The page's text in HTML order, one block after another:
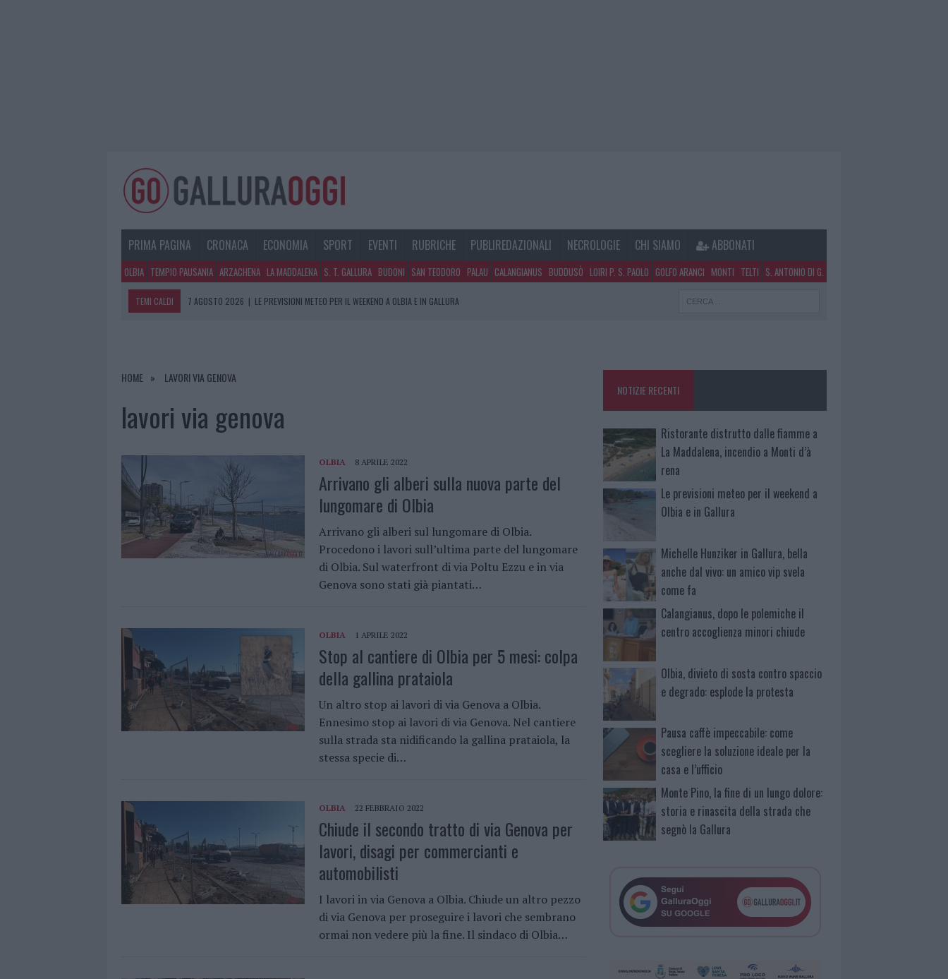
PRIMA PAGINA CRONACA ECONOMIA SPORT EVENTI RUBRICHE PUBLIREDAZIONALI NECROLOGIE CHI SIAMO ABBONATI
OLBIA TEMPIO PAUSANIA ARZACHENA LA MADDALENA S. T. GALLURA BUDONI SAN TEODORO PALAU CALANGIANUS BUDDUSÒ LOIRI P. S. PAOLO GOLFO ARANCI MONTI TELTI S. ANTONIO DI G.
TEMI CALDI 7 AGOSTO 2026 | LE PREVISIONI METEO PER IL WEEKEND A OLBIA E IN GALLURA
7 AGOSTO 2026 |
OLBIA, DIVIETO DI SOSTA CONTRO SPACCIO E DEGRADO: ESPLODE LA PROTESTA
HOME LAVORI VIA GENOVA
lavori via genova
OLBIA 8 APRILE 2022
Arrivano gli alberi sulla nuova parte del
lungomare di Olbia
Arrivano gli alberi sul lungomare di Olbia.
Procedono i lavori sull’ultima parte del lungomare
di Olbia. Sul waterfront di via Poltu Ezzu e in via
Genova sono stati già piantati…
OLBIA 1 APRILE 2022
Stop al cantiere di Olbia per 5 mesi: colpa
della gallina prataiola
Un altro stop ai lavori di via Genova a Olbia.
Ennesimo stop ai lavori di via Genova. Nel cantiere
sulla strada sta nidificando la gallina prataiola, la
stessa specie di…
OLBIA 22 FEBBRAIO 2022
Chiude il secondo tratto di via Genova per
lavori, disagi per commercianti e
automobilisti
I lavori in via Genova a Olbia. Chiude un altro pezzo
di via Genova per proseguire i lavori che sembrano
ormai non vedere più la fine. Il sindaco di Olbia…
NOTIZIE RECENTI
Ristorante distrutto dalle fiamme a
La Maddalena, incendio a Monti d’à
rena
Le previsioni meteo per il weekend a
Olbia e in Gallura
Michelle Hunziker in Gallura, bella
anche dal vivo: un amico vip svela
come fa
Calangianus, dopo le polemiche il
centro accoglienza minori chiude
Olbia, divieto di sosta contro spaccio
e degrado: esplode la protesta
Pausa caffè impeccabile: come
scegliere la soluzione ideale per la
casa e l’ufficio
Monte Pino, la fine di un lungo dolore:
storia e rinascita della strada che
segnò la Gallura